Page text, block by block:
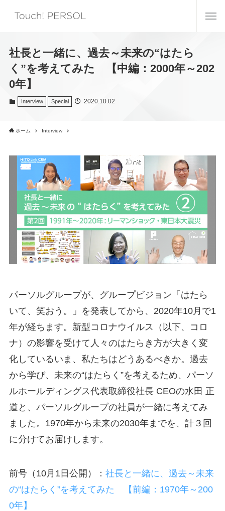
社長と一緒に、過去～未来の“はたら
く”を考えてみた 【中編：2000年～202
0年】
Interview Special 2020.10.02
ホーム Interview
パーソルグループが、グループビジョン「はたら
いて、笑おう。」を発表してから、2020年10月で1
年が経ちます。新型コロナウイルス（以下、コロ
ナ）の影響を受けて人々のはたらき方が大きく変
化しているいま、私たちはどうあるべきか。過去
から学び、未来の“はたらく”を考えるため、パーソ
ルホールディングス代表取締役社長 CEOの水田 正
道と、パーソルグループの社員が一緒に考えてみ
ました。1970年から未来の2030年までを、計３回
に分けてお届けします。
前号（10月1日公開）： 社長と一緒に、過去～未来
の“はたらく”を考えてみた 【前編：1970年～200
0年】